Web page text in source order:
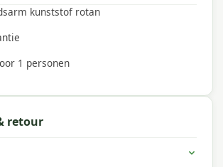
kunststof rotan
1 personen
retour